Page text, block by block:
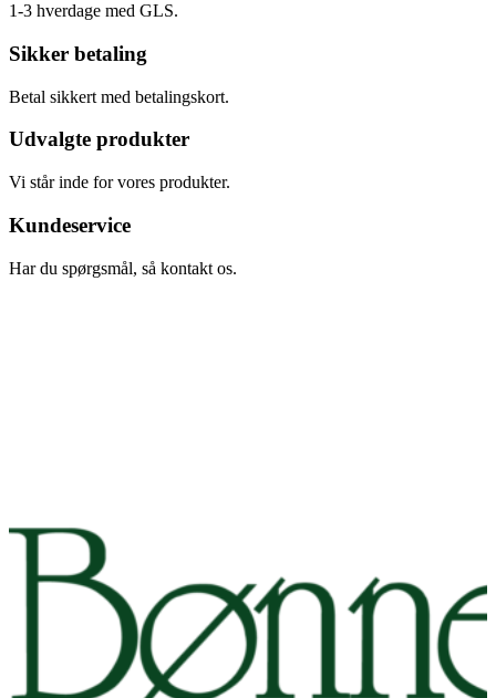
1-3 hverdage med GLS.
Sikker betaling
Betal sikkert med betalingskort.
Udvalgte produkter
Vi står inde for vores produkter.
Kundeservice
Har du spørgsmål, så kontakt os.